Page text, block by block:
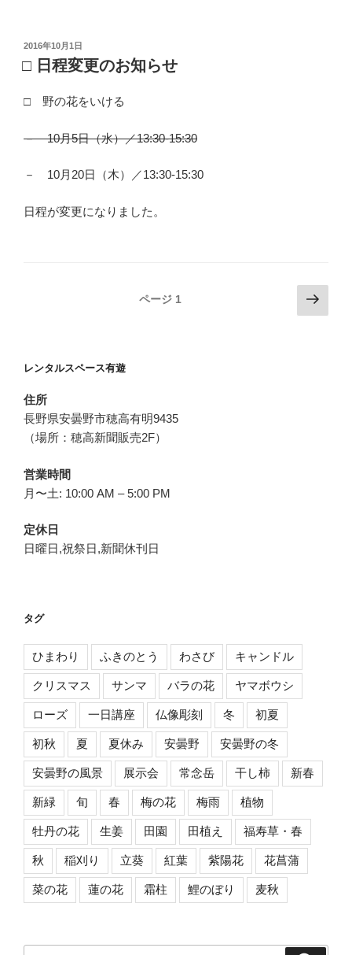
投
稿
日:
2016年10月1日
□ 日程変更のお知らせ
□ 野の花をいける
－ 10月5日（水）／13:30-15:30
－ 10月20日（木）／13:30-15:30
日程が変更になりました。
ビ
ー
シ
ン
ページ 1
次
の
レンタルスペース有遊
住所
長野県安曇野市穂高有明9435
（場所：穂高新聞販売2F）
営業時間
月〜土: 10:00 AM – 5:00 PM
定休日
日曜日,祝祭日,新聞休刊日
タグ
ひまわり ふきのとう わさび キャンドル
クリスマス サンマ バラの花 ヤマボウシ
ローズ 一日講座 仏像彫刻 冬 初夏
初秋 夏 夏休み 安曇野 安曇野の冬
安曇野の風景 展示会 常念岳 干し柿 新春
新緑 旬 春 梅の花 梅雨 植物
牡丹の花 生姜 田園 田植え 福寿草・春
秋 稲刈り 立葵 紅葉 紫陽花 花菖蒲
菜の花 蓮の花 霜柱 鯉のぼり 麦秋